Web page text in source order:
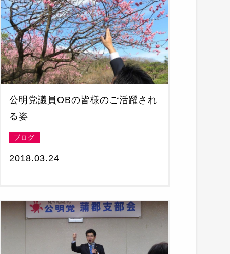
公明党議員OBの皆様のご活躍され
る姿
ブログ
2018.03.24